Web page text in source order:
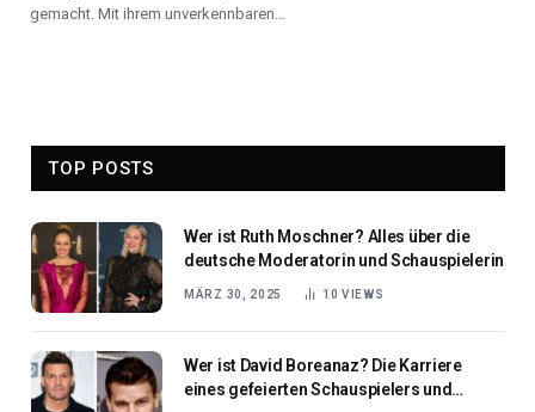
gemacht. Mit ihrem unverkennbaren…
TOP POSTS
Wer ist Ruth Moschner? Alles über die
deutsche Moderatorin und Schauspielerin
MÄRZ 30, 2025 10 VIEWS
Wer ist David Boreanaz? Die Karriere
eines gefeierten Schauspielers und